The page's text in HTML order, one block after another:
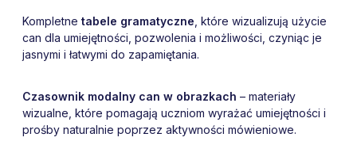
Kompletne tabele gramatyczne , które wizualizują użycie
can dla umiejętności, pozwolenia i możliwości, czyniąc je
jasnymi i łatwymi do zapamiętania.
Czasownik modalny can w obrazkach – materiały
wizualne, które pomagają uczniom wyrażać umiejętności i
prośby naturalnie poprzez aktywności mówieniowe.